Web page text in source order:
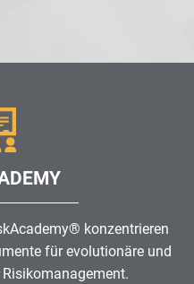
konzentrieren
für evolutionäre und
Risikomanagement.